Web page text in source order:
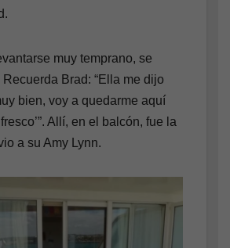
muy temprano, se
Brad: “Ella me dijo
bien, voy a quedarme aquí
Allí, en el balcón, fue la
a su Amy Lynn.